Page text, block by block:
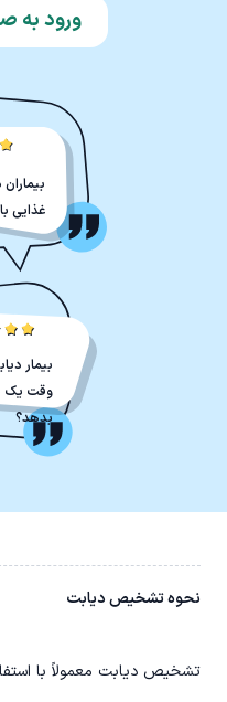
ورود به
غذایی
بیمار
وقت یک
بدهد؟
نحوه تشخیص دیابت
تشخیص دیابت معمولاً با